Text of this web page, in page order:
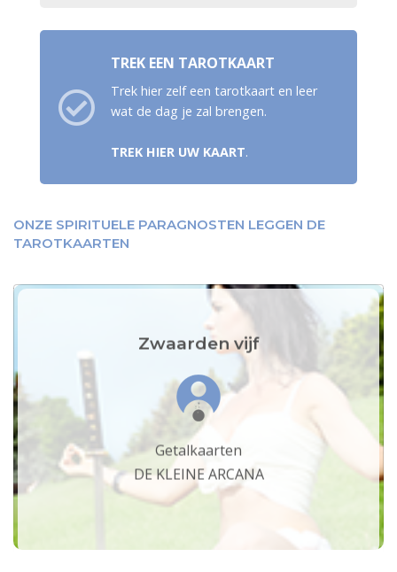
TREK EEN TAROTKAART
Trek hier zelf een tarotkaart en leer
wat de dag je zal brengen.
TREK HIER UW KAART.
ONZE SPIRITUELE PARAGNOSTEN LEGGEN DE
TAROTKAARTEN
Zwaarden vijf
Getalkaarten
DE KLEINE ARCANA